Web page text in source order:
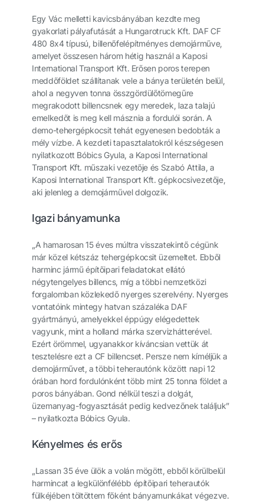
Egy Vác melletti kavicsbányában kezdte meg
gyakorlati pályafutását a Hungarotruck Kft. DAF CF
480 8x4 típusú, billenőfelépítményes demojárműve,
amelyet összesen három hétig használ a Kaposi
International Transport Kft. Erősen poros terepen
meddőföldet szállítanak vele a bánya területén belül,
ahol a negyven tonna összgördülőtömegűre
megrakodott billencsnek egy meredek, laza talajú
emelkedőt is meg kell másznia a fordulói során. A
demo-tehergépkocsit tehát egyenesen bedobták a
mély vízbe. A kezdeti tapasztalatokról készségesen
nyilatkozott Bóbics Gyula, a Kaposi International
Transport Kft. műszaki vezetője és Szabó Attila, a
Kaposi International Transport Kft. gépkocsivezetője,
aki jelenleg a demojárművel dolgozik.
Igazi bányamunka
„A hamarosan 15 éves múltra visszatekintő cégünk
már közel kétszáz tehergépkocsit üzemeltet. Ebből
harminc jármű építőipari feladatokat ellátó
négytengelyes billencs, míg a többi nemzetközi
forgalomban közlekedő nyerges szerelvény. Nyerges
vontatóink mintegy hatvan százaléka DAF
gyártmányú, amelyekkel éppúgy elégedettek
vagyunk, mint a holland márka szervizhátterével.
Ezért örömmel, ugyanakkor kíváncsian vettük át
tesztelésre ezt a CF billencset. Persze nem kíméljük a
demojárművet, a többi teherautónk között napi 12
órában hord fordulónként több mint 25 tonna földet a
poros bányában. Gond nélkül teszi a dolgát,
üzemanyag-fogyasztását pedig kedvezőnek találjuk”
– nyilatkozta Bóbics Gyula.
Kényelmes és erős
„Lassan 35 éve ülök a volán mögött, ebből körülbelül
harmincat a legkülönfélébb építőipari teherautók
fülkéjében töltöttem főként bányamunkákat végezve.